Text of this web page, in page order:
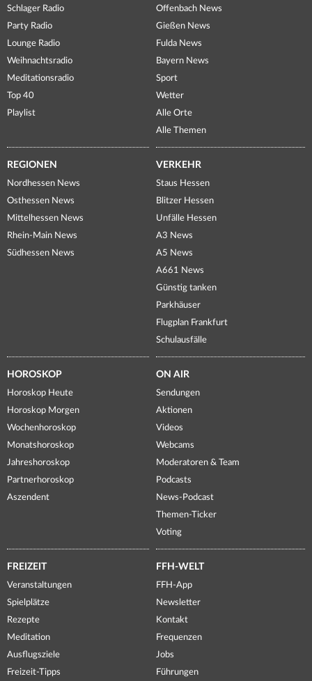
Schlager Radio
Party Radio
Lounge Radio
Weihnachtsradio
Meditationsradio
Top 40
Playlist
Offenbach News
Gießen News
Fulda News
Bayern News
Sport
Wetter
Alle Orte
Alle Themen
REGIONEN
Nordhessen News
Osthessen News
Mittelhessen News
Rhein-Main News
Südhessen News
VERKEHR
Staus Hessen
Blitzer Hessen
Unfälle Hessen
A3 News
A5 News
A661 News
Günstig tanken
Parkhäuser
Flugplan Frankfurt
Schulausfälle
HOROSKOP
Horoskop Heute
Horoskop Morgen
Wochenhoroskop
Monatshoroskop
Jahreshoroskop
Partnerhoroskop
Aszendent
ON AIR
Sendungen
Aktionen
Videos
Webcams
Moderatoren & Team
Podcasts
News-Podcast
Themen-Ticker
Voting
FREIZEIT
Veranstaltungen
Spielplätze
Rezepte
Meditation
Ausflugsziele
Freizeit-Tipps
FFH-WELT
FFH-App
Newsletter
Kontakt
Frequenzen
Jobs
Führungen